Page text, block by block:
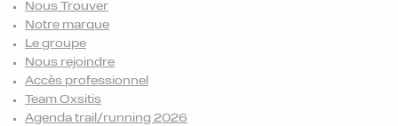
Nous Trouver
Notre marque
Le groupe
Nous rejoindre
Accès professionnel
Team Oxsitis
Agenda trail/running 2026